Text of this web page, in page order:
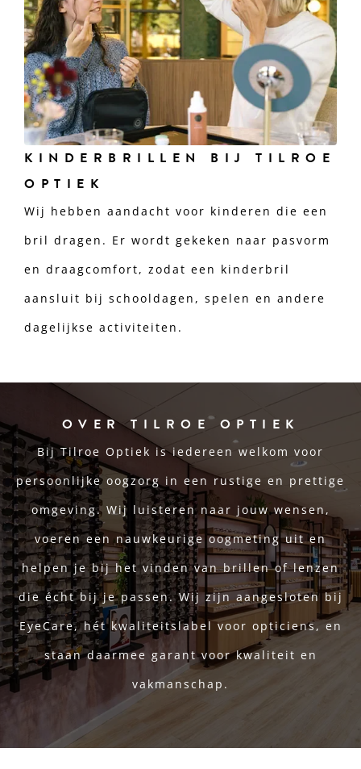
KINDERBRILLEN BIJ TILROE
OPTIEK
Wij hebben aandacht voor kinderen die een
bril dragen. Er wordt gekeken naar pasvorm
en draagcomfort, zodat een kinderbril
aansluit bij schooldagen, spelen en andere
dagelijkse activiteiten.
OVER TILROE OPTIEK
Bij Tilroe Optiek is iedereen welkom voor
persoonlijke oogzorg in een rustige en prettige
omgeving. Wij luisteren naar jouw wensen,
voeren een nauwkeurige oogmeting uit en
helpen je bij het vinden van brillen of lenzen
die écht bij je passen. Wij zijn aangesloten bij
EyeCare, hét kwaliteitslabel voor opticiens, en
staan daarmee garant voor kwaliteit en
vakmanschap.